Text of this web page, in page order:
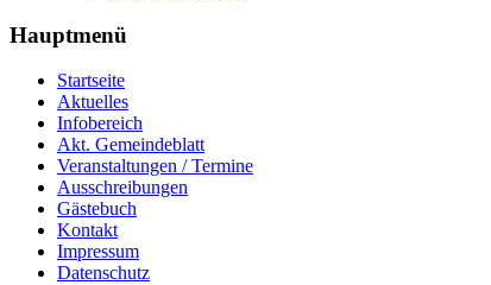
Hauptmenü
Startseite
Aktuelles
Infobereich
Akt. Gemeindeblatt
Veranstaltungen / Termine
Ausschreibungen
Gästebuch
Kontakt
Impressum
Datenschutz